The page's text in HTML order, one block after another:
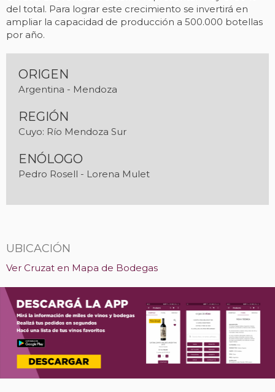
del total. Para lograr este crecimiento se invertirá en
ampliar la capacidad de producción a 500.000 botellas
por año.
ORIGEN
Argentina - Mendoza
REGIÓN
Cuyo: Río Mendoza Sur
ENÓLOGO
Pedro Rosell - Lorena Mulet
UBICACIÓN
Ver Cruzat en Mapa de Bodegas